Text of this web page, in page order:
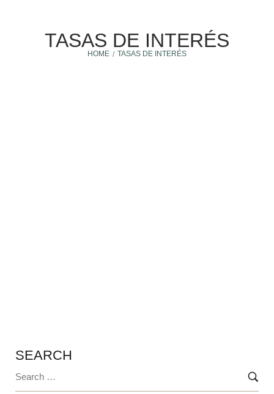
TASAS DE INTERÉS
HOME / TASAS DE INTERÉS
SEARCH